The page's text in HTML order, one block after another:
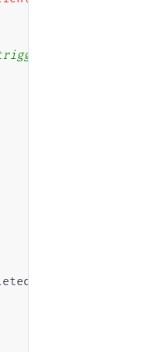
será associada